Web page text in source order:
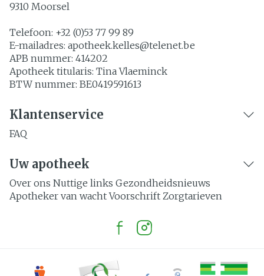
9310 Moorsel
Telefoon: +32 (0)53 77 99 89
E-mailadres: apotheek.kelles@telenet.be
APB nummer: 414202
Apotheek titularis: Tina Vlaeminck
BTW nummer: BE0419591613
Klantenservice
FAQ
Uw apotheek
Over ons Nuttige links Gezondheidsnieuws
Apotheker van wacht Voorschrift Zorgtarieven